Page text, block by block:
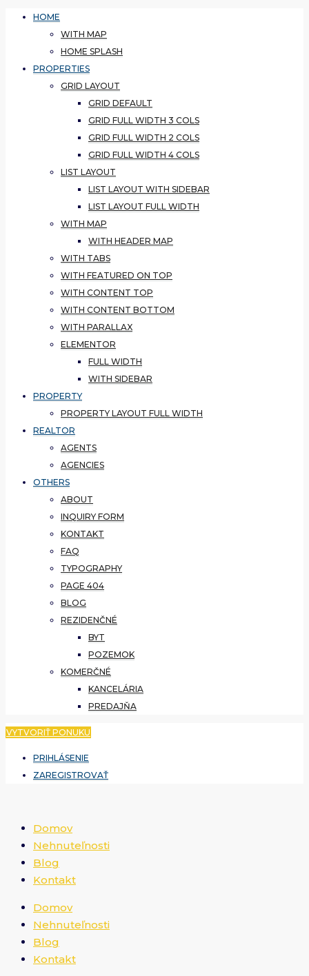
HOME
WITH MAP
HOME SPLASH
PROPERTIES
GRID LAYOUT
GRID DEFAULT
GRID FULL WIDTH 3 COLS
GRID FULL WIDTH 2 COLS
GRID FULL WIDTH 4 COLS
LIST LAYOUT
LIST LAYOUT WITH SIDEBAR
LIST LAYOUT FULL WIDTH
WITH MAP
WITH HEADER MAP
WITH TABS
WITH FEATURED ON TOP
WITH CONTENT TOP
WITH CONTENT BOTTOM
WITH PARALLAX
ELEMENTOR
FULL WIDTH
WITH SIDEBAR
PROPERTY
PROPERTY LAYOUT FULL WIDTH
REALTOR
AGENTS
AGENCIES
OTHERS
ABOUT
INQUIRY FORM
KONTAKT
FAQ
TYPOGRAPHY
PAGE 404
BLOG
REZIDENČNÉ
BYT
POZEMOK
KOMERČNÉ
KANCELÁRIA
PREDAJŇA
VYTVORIŤ PONUKU
PRIHLÁSENIE
ZAREGISTROVAŤ
Domov
Nehnuteľnosti
Blog
Kontakt
Domov
Nehnuteľnosti
Blog
Kontakt